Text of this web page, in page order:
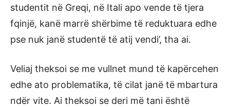
studentit në Greqi, në Itali apo vende të tjera
fqinjë, kanë marrë shërbime të reduktuara edhe
pse nuk janë studentë të atij vendi’, tha ai.
Veliaj theksoi se me vullnet mund të kapërcehen
edhe ato problematika, të cilat janë të mbartura
ndër vite. Ai theksoi se deri më tani është